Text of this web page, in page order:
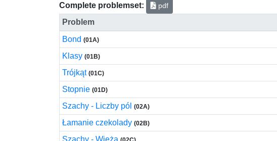
Complete problemset: pdf
Problem
Bond (01A)
Klasy (01B)
Trójkąt (01C)
Stopnie (01D)
Szachy - Liczby pól (02A)
Łamanie czekolady (02B)
Szachy - Wieża